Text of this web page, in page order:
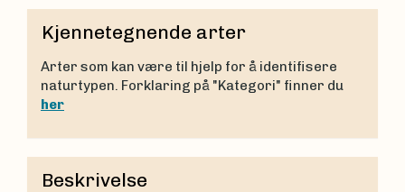
Kjennetegnende arter
Arter som kan være til hjelp for å identifisere
naturtypen. Forklaring på "Kategori" finner du
her
Beskrivelse